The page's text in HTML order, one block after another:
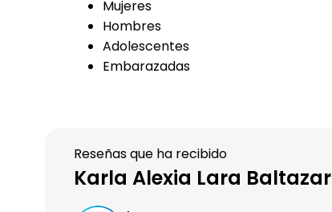
Mujeres
Hombres
Adolescentes
Embarazadas
Reseñas que ha recibido
Karla Alexia Lara Baltazar